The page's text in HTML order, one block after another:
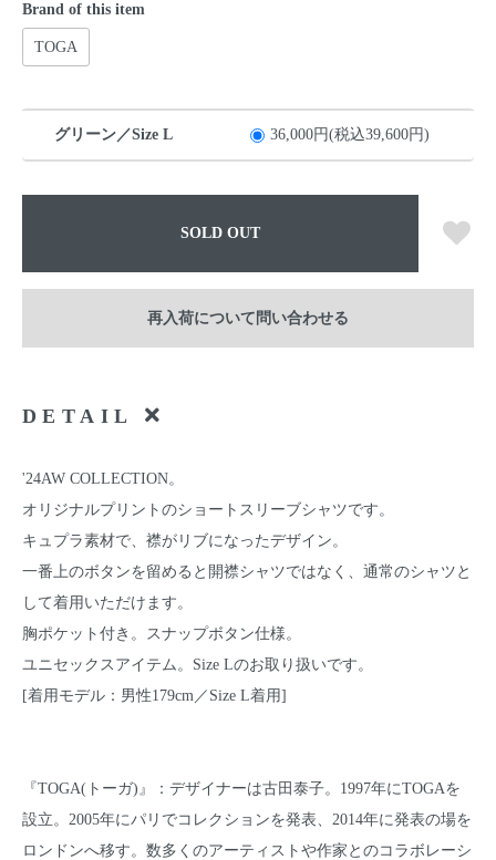
Brand of this item
TOGA
グリーン／Size L 36,000円(税込39,600円)
SOLD OUT
再入荷について問い合わせる
DETAIL
'24AW COLLECTION。
オリジナルプリントのショートスリーブシャツです。
キュプラ素材で、襟がリブになったデザイン。
一番上のボタンを留めると開襟シャツではなく、通常のシャツと
して着用いただけます。
胸ポケット付き。スナップボタン仕様。
ユニセックスアイテム。Size Lのお取り扱いです。
[着用モデル：男性179cm／Size L着用]
『TOGA(トーガ)』：デザイナーは古田泰子。1997年にTOGAを
設立。2005年にパリでコレクションを発表、2014年に発表の場を
ロンドンへ移す。数多くのアーティストや作家とのコラボレーシ